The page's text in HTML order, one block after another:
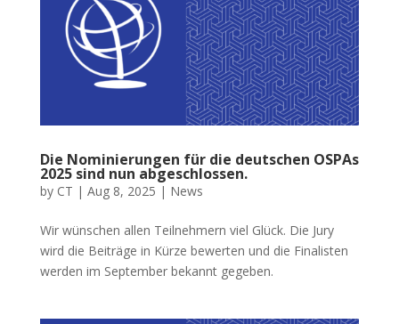
Die Nominierungen für die deutschen OSPAs
2025 sind nun abgeschlossen.
by CT | Aug 8, 2025 | News
Wir wünschen allen Teilnehmern viel Glück. Die Jury
wird die Beiträge in Kürze bewerten und die Finalisten
werden im September bekannt gegeben.